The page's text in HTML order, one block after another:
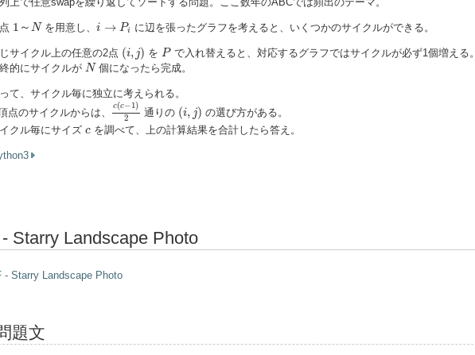
1 ～ N
1 N
を用意し、i → Pi
i→ P に辺を張ったグラフを考えると、いくつかのサイクルができる。
サイクル上の任意の2点 (i, j)
(i , を P
Pで入れ替えると、対応するグラフではサイクルが必ず1個増える。
的にサイクルが N
N個になったら完成。
て、サイクル毎に独立に考えられる。
点のサイクルからは、
c(c−1)
2
c(c −1) 2
通りの (i, j)
( ,
の選び方がある。
クル毎にサイズ c
cを調べて、上の計算結果を合計したら答え。
Starry Landscape Photo
- Starry Landscape Photo
題文